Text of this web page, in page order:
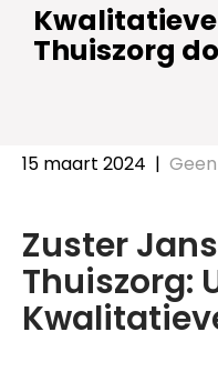
Thuiszorg
15 maart 2024 |
Zuster
Thuiszorg: